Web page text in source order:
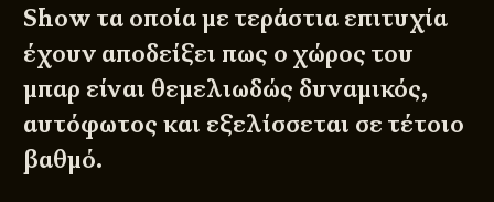
Show τα οποία με τεράστια επιτυχία
έχουν αποδείξει πως ο χώρος του
μπαρ είναι θεμελιωδώς δυναμικός,
αυτόφωτος και εξελίσσεται σε τέτοιο
βαθμό.